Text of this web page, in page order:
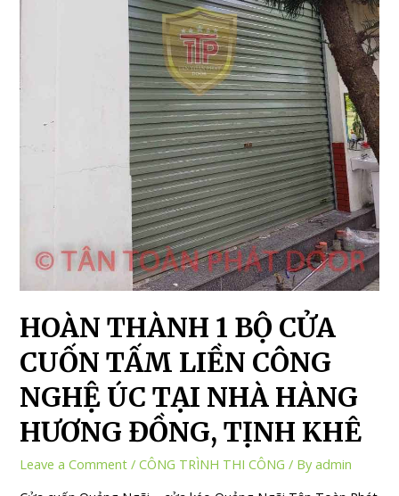
HOÀN THÀNH 1 BỘ CỬA
CUỐN TẤM LIỀN CÔNG
NGHỆ ÚC TẠI NHÀ HÀNG
HƯƠNG ĐỒNG, TỊNH KHÊ
Leave a Comment /CÔNG TRÌNH THI CÔNG / Byadmin